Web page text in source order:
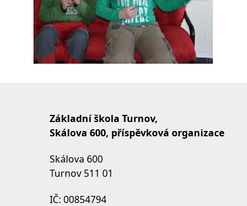
Základní škola Turnov,
Skálova 600, příspěvková organizace
Skálova 600
Turnov 511 01
IČ: 00854794